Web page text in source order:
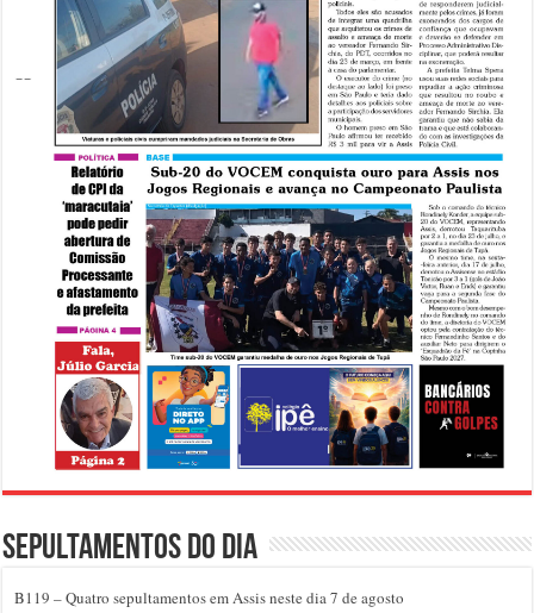
Sepultamentos do dia
B119 – Quatro sepultamentos em Assis neste dia 7 de agosto